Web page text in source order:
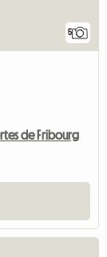
5
de Fribourg